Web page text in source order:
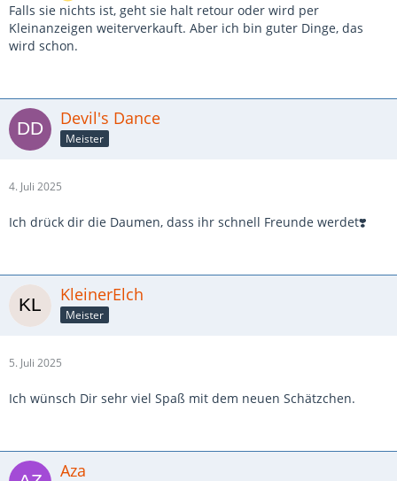
Falls sie nichts ist, geht sie halt retour oder wird per
Kleinanzeigen weiterverkauft. Aber ich bin guter Dinge, das
wird schon.
Devil's Dance
Meister
4. Juli 2025
Ich drück dir die Daumen, dass ihr schnell Freunde werdet❣️
KleinerElch
Meister
5. Juli 2025
Ich wünsch Dir sehr viel Spaß mit dem neuen Schätzchen.
Aza